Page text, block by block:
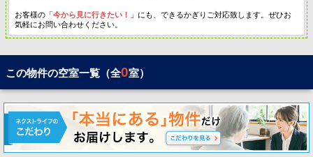
お客様の「今から見に行きたい！
」にも、できるかぎりご対応致します。ぜひお
気軽にお問い合わせください。
この物件の空室一覧（全0室）